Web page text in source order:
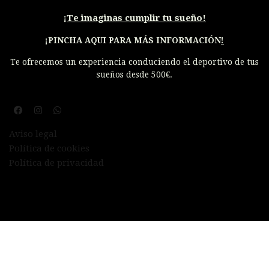
¡Te imaginas cumplir tu sueño!
¡PINCHA AQUI PARA MÁS INFORMACIÓN!
Te ofrecemos un experiencia conduciendo el deportivo de tus
sueños desde 500€.
Aviso legal
Política de cookies
Política de privacidad